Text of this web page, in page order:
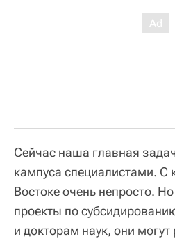
Сейчас наша главная
кампуса специалистами.
Востоке очень непросто.
проекты по
и докторам наук, они могут